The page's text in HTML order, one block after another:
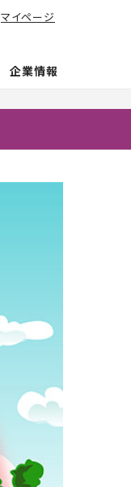
企業情報
マイページ